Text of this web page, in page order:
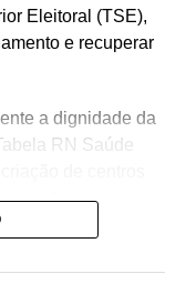
Eleitoral (TSE),
e recuperar
a dignidade da
RN Saúde
No entanto, o
revela um cenário
o Poder Executivo